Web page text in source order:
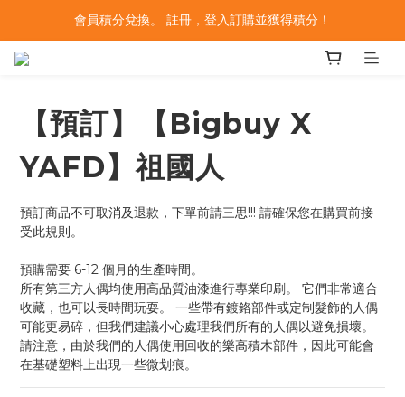
會員積分兌換。 註冊，登入訂購並獲得積分！
【預訂】【Bigbuy X
YAFD】祖國人
預訂商品不可取消及退款，下單前請三思!!! 請確保您在購買前接
受此規則。
預購需要 6-12 個月的生產時間。
所有第三方人偶均使用高品質油漆進行專業印刷。 它們非常適合
收藏，也可以長時間玩耍。 一些帶有鍍鉻部件或定制髮飾的人偶
可能更易碎，但我們建議小心處理我們所有的人偶以避免損壞。
請注意，由於我們的人偶使用回收的樂高積木部件，因此可能會
在基礎塑料上出現一些微划痕。